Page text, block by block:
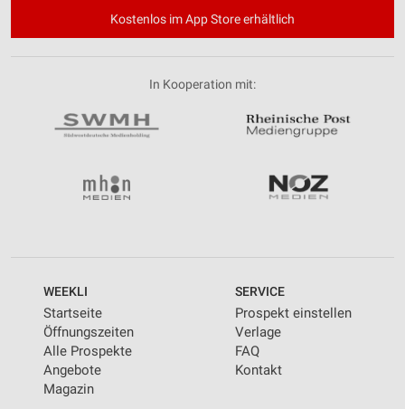
Kostenlos im App Store erhältlich
In Kooperation mit:
WEEKLI
Startseite
Öffnungszeiten
Alle Prospekte
Angebote
Magazin
SERVICE
Prospekt einstellen
Verlage
FAQ
Kontakt